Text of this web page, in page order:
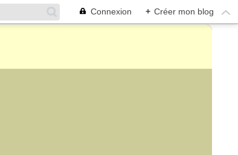
Connexion + Créer mon blog